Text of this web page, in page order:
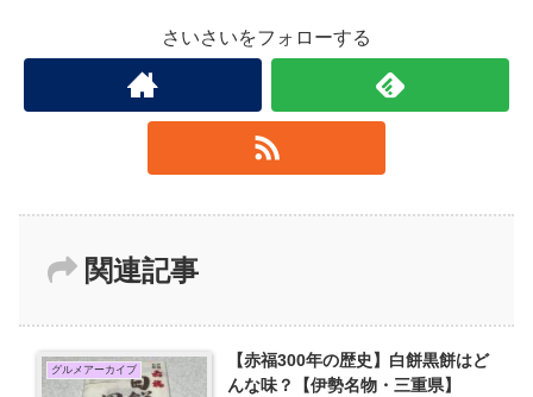
さいさいをフォローする
関連記事
グルメアーカイブ
【赤福300年の歴史】白餅黒餅はど
んな味？【伊勢名物・三重県】